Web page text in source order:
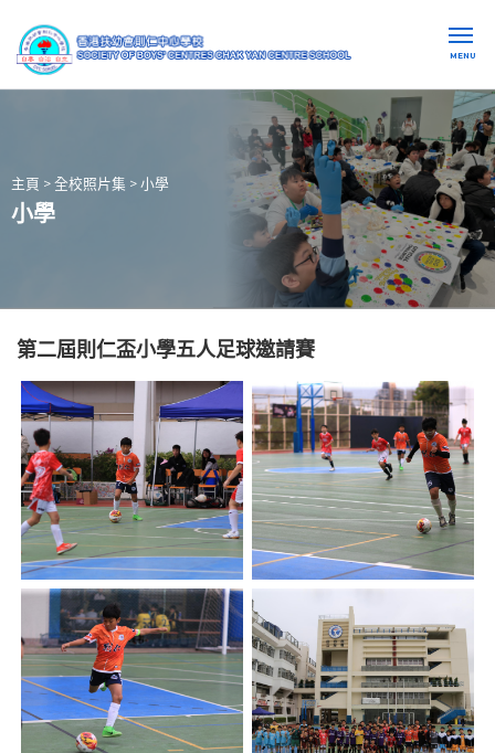
MENU
主頁 > 全校照片集 > 小學
小學
第二屆則仁盃小學五人足球邀請賽